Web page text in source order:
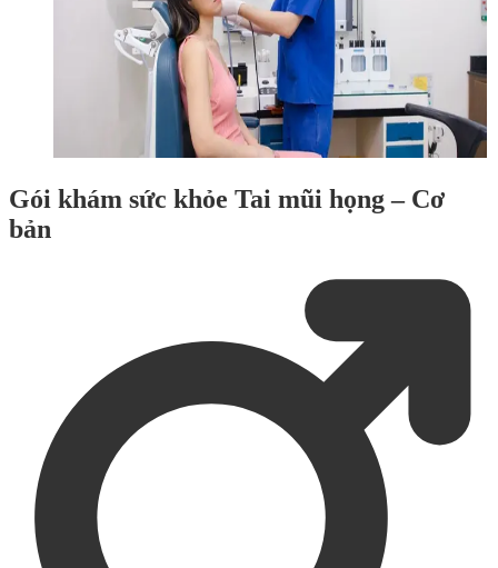
Gói khám sức khỏe Tai mũi họng – Cơ
bản